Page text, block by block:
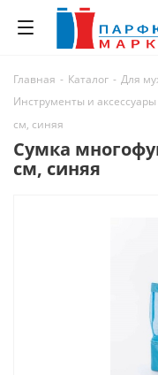
Главная - Каталог - Для
Инструменты и аксессуары
см, синяя
Сумка
см, синяя